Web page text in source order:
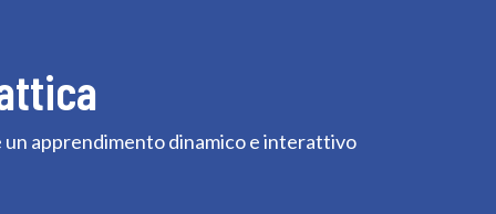
apprendimento dinamico e interattivo